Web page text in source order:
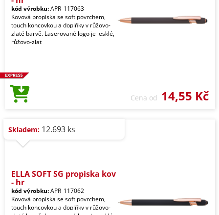
kód výrobku:APR_117063
Kovová propiska se soft povrchem,
touch koncovkou a doplňky v růžovo-
zlaté barvě. Laserované logo je lesklé,
růžovo-zlat
Cena od 14,55 Kč
Skladem: 12.693 ks
ELLA SOFT SG propiska kov
- hr
kód výrobku:APR_117062
Kovová propiska se soft povrchem,
touch koncovkou a doplňky v růžovo-